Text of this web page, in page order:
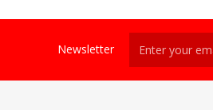
Newsletter